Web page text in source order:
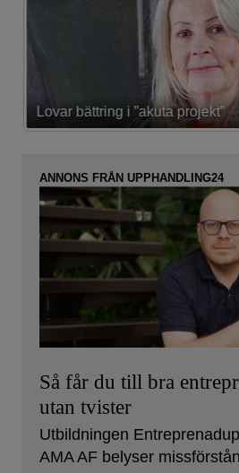
Lovar bättring i ”akuta projekt”
ANNONS FRÅN UPPHANDLING24
Så får du till bra
utan tvister
Utbildningen
AMA AF belyser